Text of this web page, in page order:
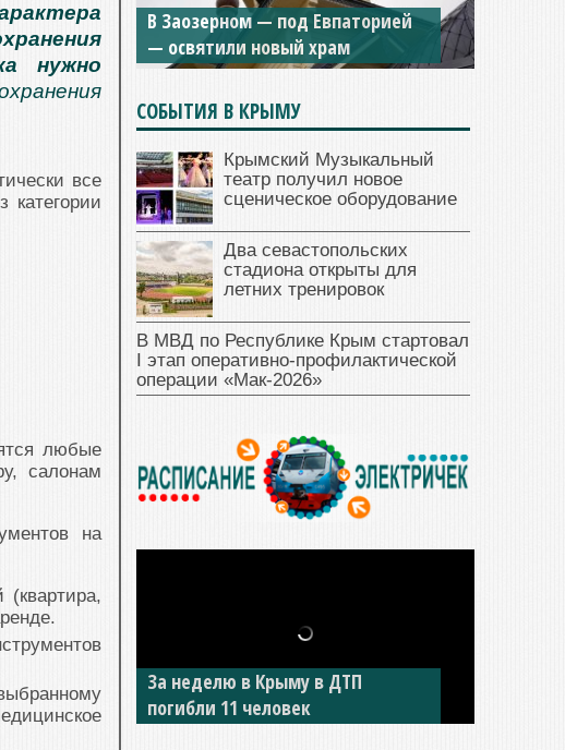
нужно
все
категории
любые
салонам
на
В Заозерном — под Евпаторией
— освятили новый храм
СОБЫТИЯ В КРЫМУ
Крымский Музыкальный
театр получил новое
сценическое оборудование
Два севастопольских
стадиона открыты для
летних тренировок
В МВД по Республике Крым стартовал
I этап оперативно‑профилактической
операции «Мак‑2026»
За неделю в Крыму в ДТП
погибли 11 человек